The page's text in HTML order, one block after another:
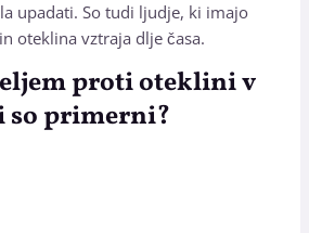
upadati. So tudi ljudje, ki imajo
oteklina vztraja dlje časa.
proti oteklini v
so primerni?